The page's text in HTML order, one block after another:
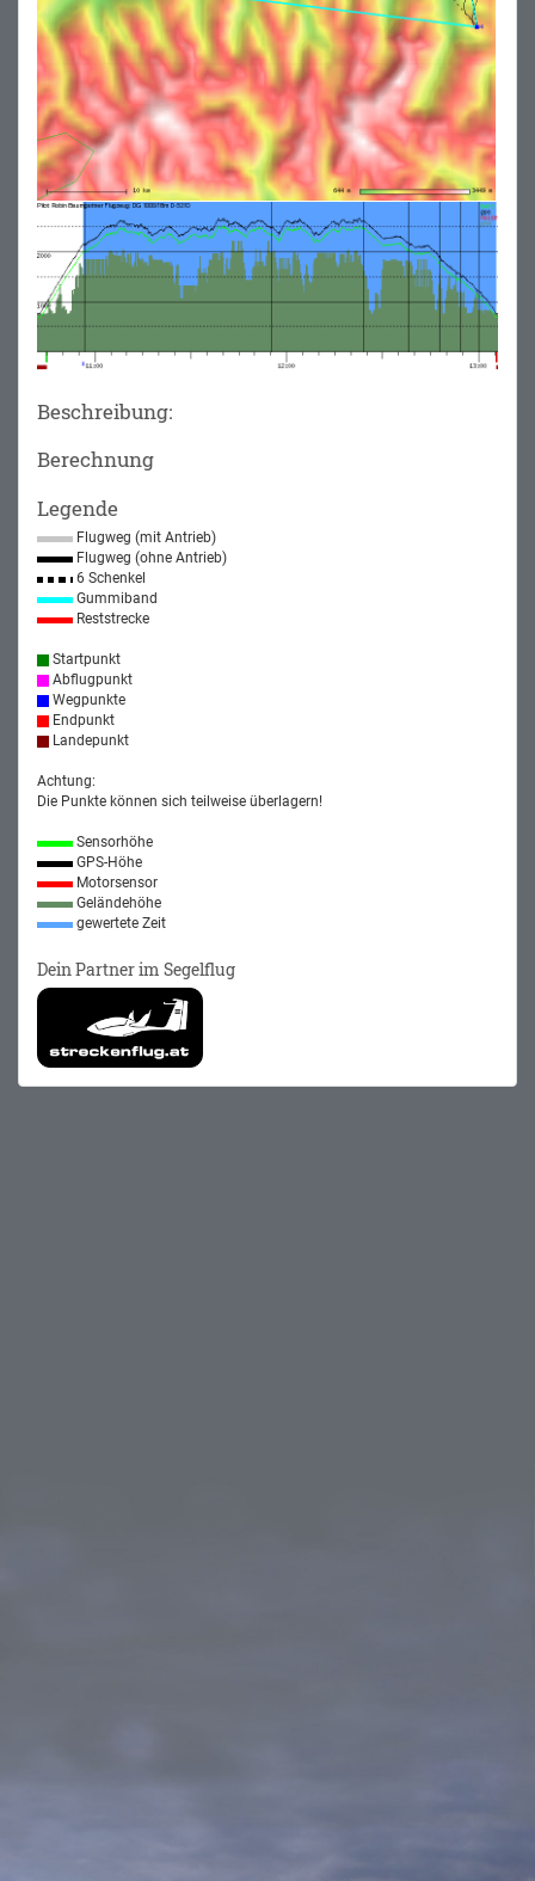
Beschreibung:
Berechnung
Legende
Flugweg (mit Antrieb)
Flugweg (ohne Antrieb)
6 Schenkel
Gummiband
Reststrecke
Startpunkt
Abflugpunkt
Wegpunkte
Endpunkt
Landepunkt
Achtung:
Die Punkte können sich teilweise überlagern!
Sensorhöhe
GPS-Höhe
Motorsensor
Geländehöhe
gewertete Zeit
Dein Partner im Segelflug